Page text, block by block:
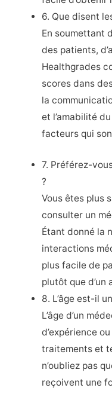
6. Que disent
En soumettant
des patients,
Healthgrades
scores dans
la
et l’amabilité
facteurs qui
7. Préférez-
?
Vous êtes plus
consulter un
Étant donné la
interactions
plus facile de
plutôt que d’un
8. L’âge est-il
L’âge d’un
d’expérience
traitements et
n’oubliez pas
reçoivent une